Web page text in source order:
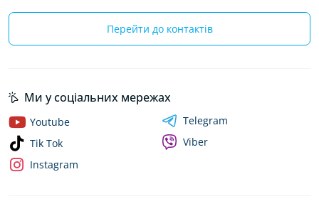
Перейти до контактів
Ми у соціальних мережах
Youtube
Tik Tok
Instagram
Telegram
Viber